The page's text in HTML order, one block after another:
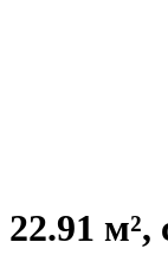
22.91 м²,